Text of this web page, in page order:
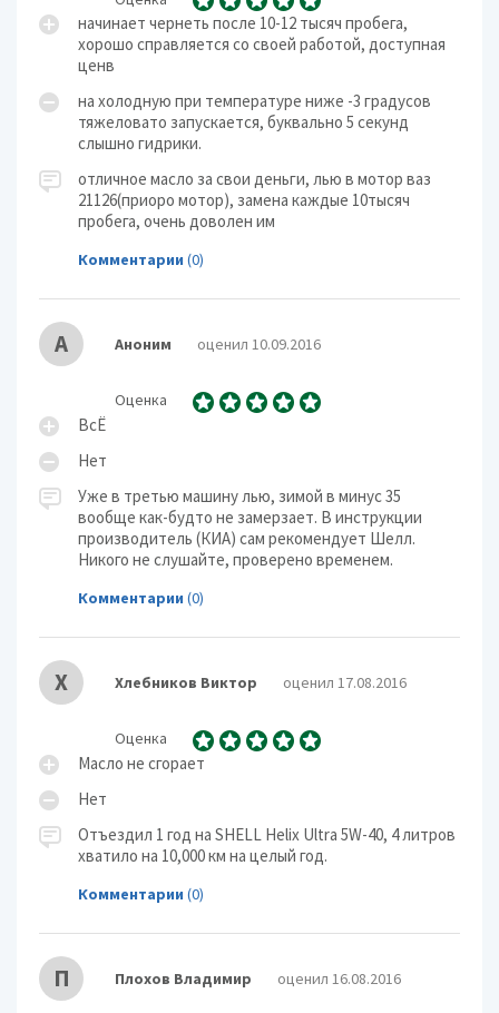
начинает чернеть после 10-12 тысяч пробега,
хорошо справляется со своей работой, доступная
ценв
на холодную при температуре ниже -3 градусов
тяжеловато запускается, буквально 5 секунд
слышно гидрики.
отличное масло за свои деньги, лью в мотор ваз
21126(приоро мотор), замена каждые 10тысяч
пробега, очень доволен им
Комментарии (0)
А Аноним оценил 10.09.2016
Оценка
ВсЁ
Нет
Уже в третью машину лью, зимой в минус 35
вообще как-будто не замерзает. В инструкции
производитель (КИА) сам рекомендует Шелл.
Никого не слушайте, проверено временем.
Комментарии (0)
Х Хлебников Виктор оценил 17.08.2016
Оценка
Масло не сгорает
Нет
Отъездил 1 год на SHELL Helix Ultra 5W-40, 4 литров
хватило на 10,000 км на целый год.
Комментарии (0)
П Плохов Владимир оценил 16.08.2016